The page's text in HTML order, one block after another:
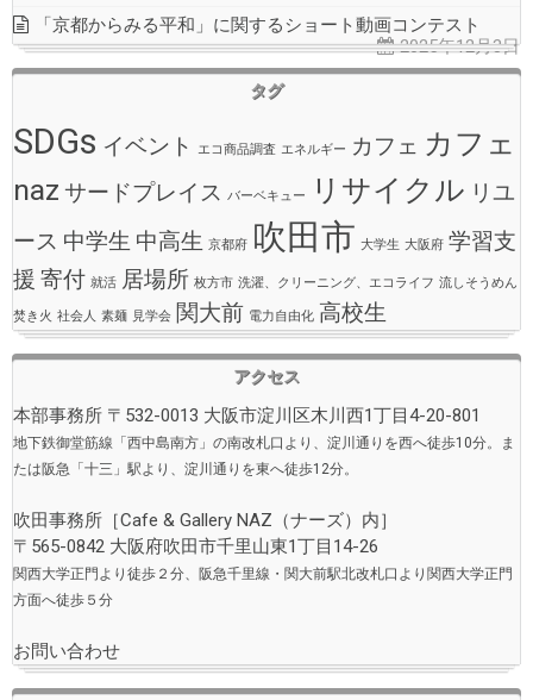
「京都からみる平和」に関するショート動画コンテスト
2025年12月3日
タグ
SDGs イベント エコ商品調査 エネルギー カフェ カフェ
naz サードプレイス バーベキュー リサイクル リユ
ース 中学生 中高生 京都府 吹田市 大学生 大阪府 学習支
援 寄付 就活 居場所 枚方市 洗濯、クリーニング、エコライフ 流しそうめん
焚き火 社会人 素麺 見学会 関大前 電力自由化 高校生
アクセス
本部事務所 〒532-0013 大阪市淀川区木川西1丁目4-20-801
地下鉄御堂筋線「西中島南方」の南改札口より、淀川通りを西へ徒歩10分。ま
たは阪急「十三」駅より、淀川通りを東へ徒歩12分。
吹田事務所［Cafe & Gallery NAZ（ナーズ） 内］
〒565-0842 大阪府吹田市千里山東1丁目14-26
関西大学正門より徒歩２分、阪急千里線・関大前駅北改札口より関西大学正門
方面へ徒歩５分
お問い合わせ